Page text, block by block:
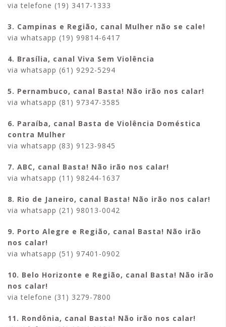
via telefone (19) 3417-1333
3. Campinas e Região, canal Mulher não se cale!
via whatsapp (19) 99814-6417
4. Brasília, canal Viva Sem Violência
via whatsapp (61) 9292-5294
5. Pernambuco, canal Basta! Não irão nos calar!
via whatsapp (81) 97347-3585
6. Paraíba, canal Basta de Violência Doméstica
contra Mulher
via whatsapp (83) 9123-9845
7. ABC, canal Basta! Não irão nos calar!
via whatsapp (11) 98244-1637
8. Rio de Janeiro, canal Basta! Não irão nos calar!
via whatsapp (21) 98013-0042
9. Porto Alegre e Região, canal Basta! Não irão
nos calar!
via whatsapp (51) 97401-0902
10. Belo Horizonte e Região, canal Basta! Não irão
nos calar!
via telefone (31) 3279-7800
11. Rondônia, canal Basta! Não irão nos calar!